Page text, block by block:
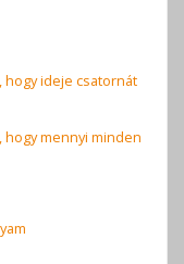
ideje csatornát
mennyi minden